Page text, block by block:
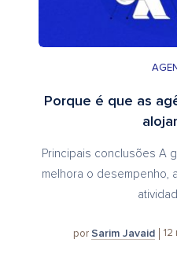
Porque é que as
Principais conclusões A
melhora o desempenho,
por Sarim Javaid 12